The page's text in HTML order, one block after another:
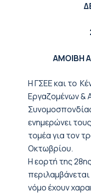
ΑΜΟΙΒΗ
H ΓΣΕΕ και το
Εργαζομένων &
ενημερώνει
τομέα για τον
Οκτωβρίου.
Η εορτή της
νόμο έχουν